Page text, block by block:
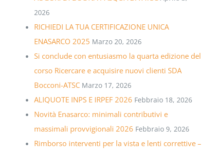
2026
RICHIEDI LA TUA CERTIFICAZIONE UNICA
ENASARCO 2025 Marzo 20, 2026
Si conclude con entusiasmo la quarta edizione del
corso Ricercare e acquisire nuovi clienti SDA
Bocconi-ATSC Marzo 17, 2026
ALIQUOTE INPS E IRPEF 2026 Febbraio 18, 2026
Novità Enasarco: minimali contributivi e
massimali provvigionali 2026 Febbraio 9, 2026
Rimborso interventi per la vista e lenti correttive –